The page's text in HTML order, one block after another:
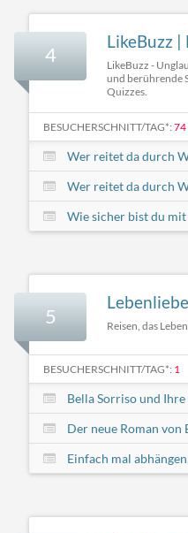
4
LikeBuzz |
LikeBuzz -
und berührende
Quizzes.
BESUCHERSCHNITT/TAG*: 74
Wer reitet da durch
Wer reitet da durch
Wie sicher bist du
5 Reisen, das
BESUCHERSCHNITT/TAG*: 1
Bella Sorriso und
Der neue Roman
Einfach mal